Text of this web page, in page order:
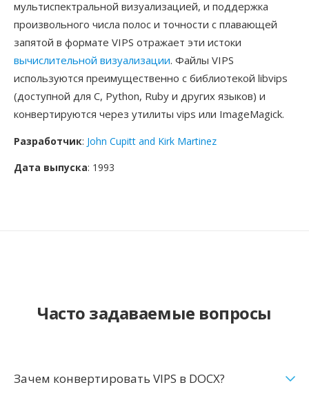
мультиспектральной визуализацией, и поддержка
произвольного числа полос и точности с плавающей
запятой в формате VIPS отражает эти истоки
вычислительной визуализации. Файлы VIPS
используются преимущественно с библиотекой libvips
(доступной для C, Python, Ruby и других языков) и
конвертируются через утилиты vips или ImageMagick.
Разработчик: John Cupitt and Kirk Martinez
Дата выпуска: 1993
Часто задаваемые вопросы
Зачем конвертировать VIPS в DOCX?